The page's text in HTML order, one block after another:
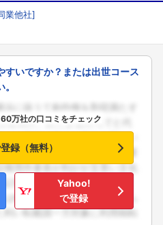
しました
業他社]
すいですか？または出世コース
万社の口コミをチェック
録（無料）
Yahoo!
で登録